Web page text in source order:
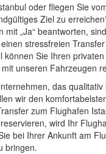
oder fliegen Sie
Ziel zu
mit „Ja“ beantworten,
stressfreien
können Sie Ihren
unseren Fahrzeugen
das qualitativ
wir den
zum Flughafen
wird Ihr
bei Ihrer Ankunft am
bringen.